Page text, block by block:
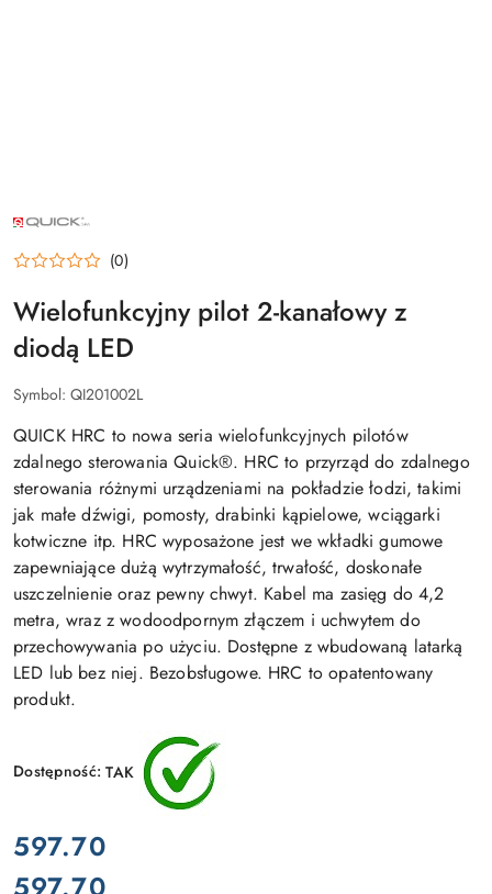
PRODUCENTA:
(0)
Wielofunkcyjny pilot 2-kanałowy z
diodą LED
Symbol: QI201002L
QUICK HRC to nowa seria wielofunkcyjnych pilotów
zdalnego sterowania Quick®. HRC to przyrząd do zdalnego
sterowania różnymi urządzeniami na pokładzie łodzi, takimi
jak małe dźwigi, pomosty, drabinki kąpielowe, wciągarki
kotwiczne itp. HRC wyposażone jest we wkładki gumowe
zapewniające dużą wytrzymałość, trwałość, doskonałe
uszczelnienie oraz pewny chwyt. Kabel ma zasięg do 4,2
metra, wraz z wodoodpornym złączem i uchwytem do
przechowywania po użyciu. Dostępne z wbudowaną latarką
LED lub bez niej. Bezobsługowe. HRC to opatentowany
produkt.
Dostępność:TAK
cena:
597.70
Cena: